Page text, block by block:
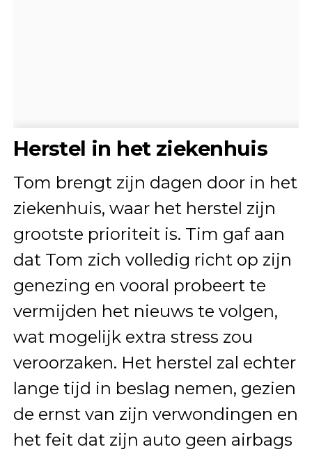
Herstel in het ziekenhuis
Tom brengt zijn dagen door in het
ziekenhuis, waar het herstel zijn
grootste prioriteit is. Tim gaf aan
dat Tom zich volledig richt op zijn
genezing en vooral probeert te
vermijden het nieuws te volgen,
wat mogelijk extra stress zou
veroorzaken. Het herstel zal echter
lange tijd in beslag nemen, gezien
de ernst van zijn verwondingen en
het feit dat zijn auto geen airbags